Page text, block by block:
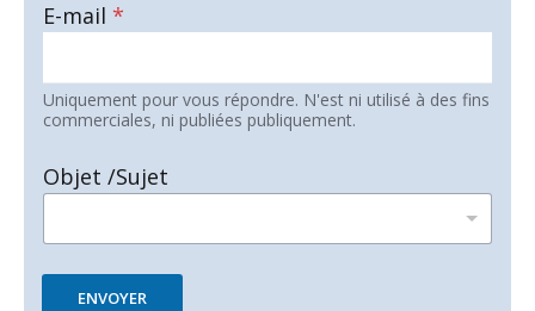
E-mail *
Uniquement pour vous répondre. N'est ni utilisé à des fins
commerciales, ni publiées publiquement.
Objet /Sujet
ENVOYER